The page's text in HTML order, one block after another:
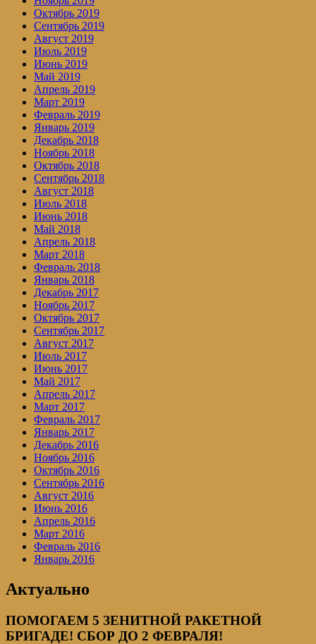
Октябрь 2019
Сентябрь 2019
Август 2019
Июль 2019
Июнь 2019
Май 2019
Апрель 2019
Март 2019
Февраль 2019
Январь 2019
Декабрь 2018
Ноябрь 2018
Октябрь 2018
Сентябрь 2018
Август 2018
Июль 2018
Июнь 2018
Май 2018
Апрель 2018
Март 2018
Февраль 2018
Январь 2018
Декабрь 2017
Ноябрь 2017
Октябрь 2017
Сентябрь 2017
Август 2017
Июль 2017
Июнь 2017
Май 2017
Апрель 2017
Март 2017
Февраль 2017
Январь 2017
Декабрь 2016
Ноябрь 2016
Октябрь 2016
Сентябрь 2016
Август 2016
Июнь 2016
Апрель 2016
Март 2016
Февраль 2016
Январь 2016
Актуально
ПОМОГАЕМ 5 ЗЕНИТНОЙ РАКЕТНОЙ
БРИГАДЕ! СБОР ДО 2 ФЕВРАЛЯ!